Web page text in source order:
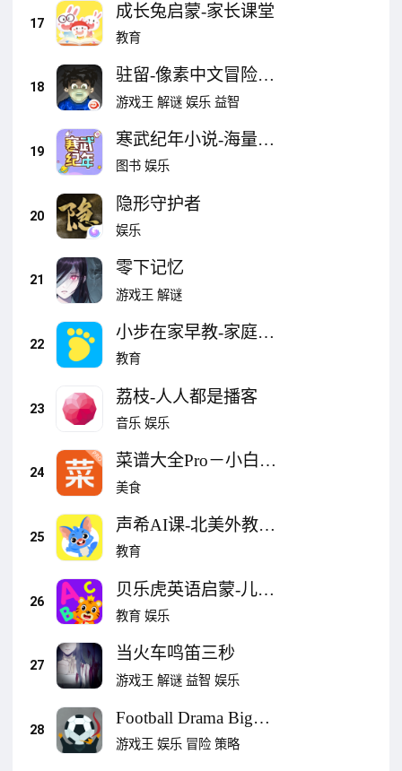
17
成长兔启蒙-家长课堂
教育
18
驻留-像素中文冒险解
谜
游戏王 解谜 娱乐 益智
19
寒武纪年小说-海量纯
爱小说
图书 娱乐
20
隐形守护者
娱乐
21
零下记忆
游戏王 解谜
22
小步在家早教-家庭育
儿软件
教育
23
荔枝-人人都是播客
音乐 娱乐
24
菜谱大全Pro－小白学
做家常菜做法必备烹
美食
25
声希AI课-北美外教1
对1互动
教育
26
贝乐虎英语启蒙-儿童
趣味识英语
教育 娱乐
27
当火车鸣笛三秒
游戏王 解谜 益智 娱乐
28
Football Drama Big
Match
游戏王 娱乐 冒险 策略